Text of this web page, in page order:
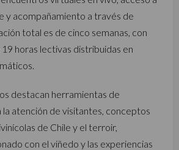
y acompañamiento a través de
total es de cinco semanas, con
horas lectivas distribuidas en
destacan herramientas de
la atención de visitantes, conceptos
de Chile y el terroir,
con el viñedo y las experiencias